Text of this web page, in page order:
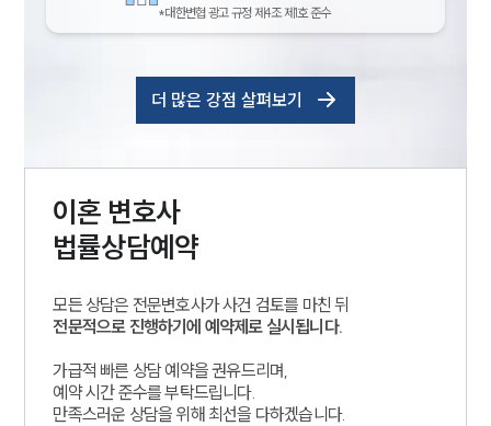
*대한변협 광고 규정 제4조 제1호 준수
더 많은 강점 살펴보기
이혼 변호사
법률상담예약
모든 상담은 전문변호사가 사건 검토를 마친 뒤
전문적으로 진행하기에 예약제로 실시됩니다.
가급적 빠른 상담 예약을 권유드리며,
예약 시간 준수를 부탁드립니다.
만족스러운 상담을 위해 최선을 다하겠습니다.